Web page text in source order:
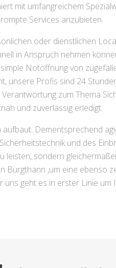
mit umfangreichem
Services anzubieten.
oder dienstlichen
in Anspruch nehmen
Notöffnung von
Profis sind 24
zum Thema
und zuverlässig erledigt.
Dementsprechend
und des
sondern
Burgthann ,um eine ebenso
uns geht es in erster Linie